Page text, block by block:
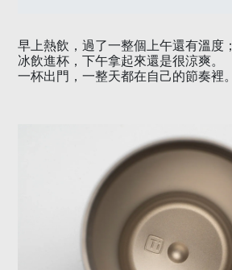
早上熱飲，過了一整個上午還有溫度；
冰飲進杯，下午拿起來還是很涼爽。
一杯出門，一整天都在自己的節奏裡。